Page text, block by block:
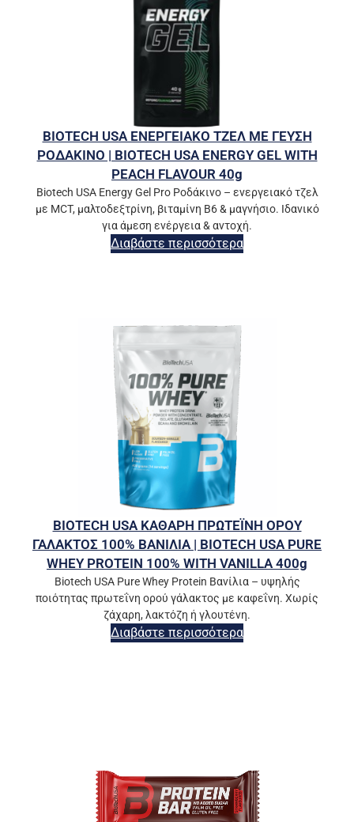
BIOTECH USA ΕΝΕΡΓΕΙΑΚΟ ΤΖΕΛ ΜΕ ΓΕΥΣΗ
ΡΟΔΑΚΙΝΟ | BIOTECH USA ENERGY GEL WITH
PEACH FLAVOUR 40g
Biotech USA Energy Gel Pro Ροδάκινο – ενεργειακό τζελ
με MCT, μαλτοδεξτρίνη, βιταμίνη Β6 & μαγνήσιο. Ιδανικό
για άμεση ενέργεια & αντοχή.
Διαβάστε περισσότερα
BIOTECH USA ΚΑΘΑΡΗ ΠΡΩΤΕΪΝΗ ΟΡΟΥ
ΓΑΛΑΚΤΟΣ 100% ΒΑΝΙΛΙΑ | BIOTECH USA PURE
WHEY PROTEIN 100% WITH VANILLA 400g
Biotech USA Pure Whey Protein Βανίλια – υψηλής
ποιότητας πρωτεΐνη ορού γάλακτος με καφεΐνη. Χωρίς
ζάχαρη, λακτόζη ή γλουτένη.
Διαβάστε περισσότερα